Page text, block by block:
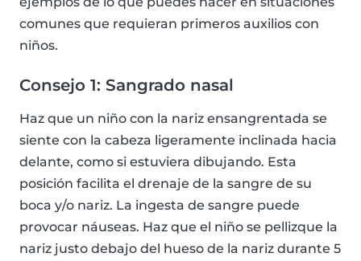
comunes que requieran primeros auxilios con
niños.
Consejo 1: Sangrado nasal
Haz que un niño con la nariz ensangrentada se
siente con la cabeza ligeramente inclinada hacia
delante, como si estuviera dibujando. Esta
posición facilita el drenaje de la sangre de su
boca y/o nariz. La ingesta de sangre puede
provocar náuseas. Haz que el niño se pellizque la
nariz justo debajo del hueso de la nariz durante 5